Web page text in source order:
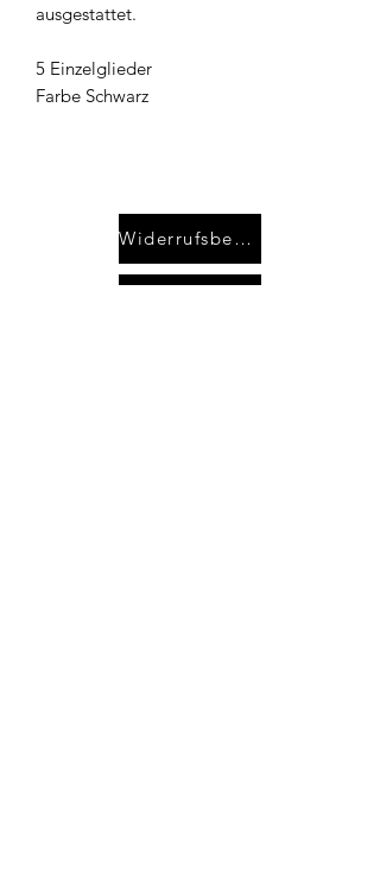
ausgestattet.
5 Einzelglieder
Farbe Schwarz
Widerrufsbelehrung